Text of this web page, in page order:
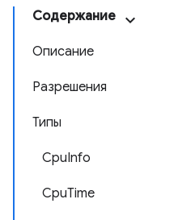
Содержание
Описание
Разрешения
Типы
CpuInfo
CpuTime